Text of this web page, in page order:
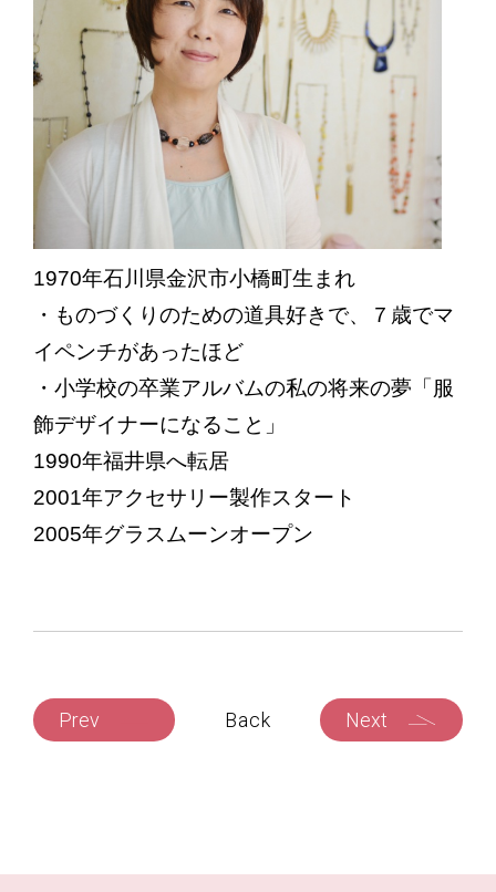
1970年石川県金沢市小橋町生まれ
・ものづくりのための道具好きで、７歳でマ
イペンチがあったほど
・小学校の卒業アルバムの私の将来の夢「服
飾デザイナーになること」
1990年福井県へ転居
2001年アクセサリー製作スタート
2005年グラスムーンオープン
Prev Back Next